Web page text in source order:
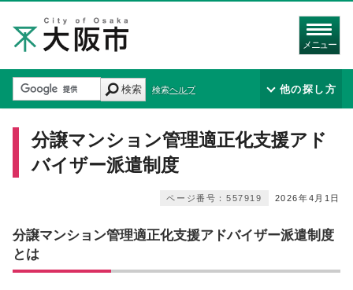
メニュー
検索 検索ヘルプ 他の探し方
分譲マンション管理適正化支援アド
バイザー派遣制度
2026年4月1日
ページ番号：557919
分譲マンション管理適正化支援アドバイザー派遣制度
とは